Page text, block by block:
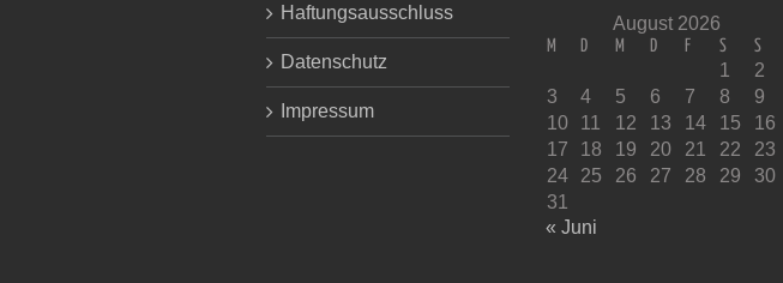
Haftungsausschluss
Datenschutz
Impressum
August 2026
M D M D F S S
1
2
3
4 5 6 7 8
9
10
11 12 13 14 15
16
17
18 19 20 21 22
23
24
25 26 27 28 29
30
31
« Juni